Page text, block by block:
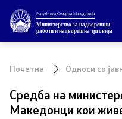
Република Северна Македонија
Министерство за надворешни
работи и надворешна трговија
Министерство
Заменик министер
Почетна Односи со
Средба на
Македонци кои